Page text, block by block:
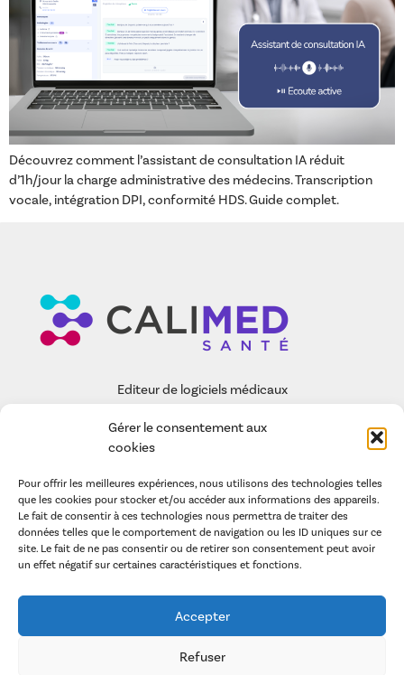
Gérer le consentement aux
cookies
Pour offrir les meilleures expériences, nous utilisons des technologies telles
que les cookies pour stocker et/ou accéder aux informations des appareils.
Le fait de consentir à ces technologies nous permettra de traiter des
données telles que le comportement de navigation ou les ID uniques sur ce
site. Le fait de ne pas consentir ou de retirer son consentement peut avoir
un effet négatif sur certaines caractéristiques et fonctions.
Accepter
Refuser
Découvrez comment l’assistant de consultation IA réduit
d’1h/jour la charge administrative des médecins. Transcription
vocale, intégration DPI, conformité HDS. Guide complet.
Editeur de logiciels médicaux
EASY-CARE
CALIMED SAS
ARTICLES
POLITIQUE DE GESTION DES COOKIES
LA POLITIQUE DE CONFIDENTIALITÉ
CONDITIONS GÉNÉRALES D’UTILISATION